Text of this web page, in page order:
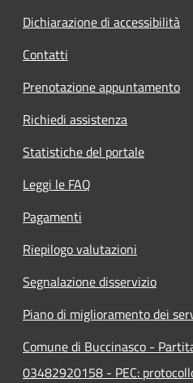
Dichiarazione di accessibilità
Contatti
Prenotazione appuntamento
Richiedi assistenza
Statistiche del portale
Leggi le FAQ
Pagamenti
Riepilogo valutazioni
Segnalazione disservizio
Piano di miglioramento dei
Comune di Buccinasco -
03482920158 - PEC: